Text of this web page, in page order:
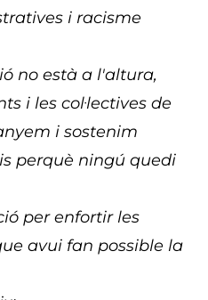
i racisme
no està a l'altura,
i les col·lectives de
i sostenim
perquè ningú quedi
per enfortir les
avui fan possible la